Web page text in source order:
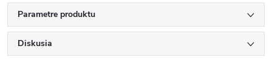
Parametre produktu
Diskusia